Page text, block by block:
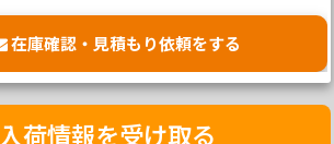
在庫確認・見積もり依頼をする
入荷情報を受け取る